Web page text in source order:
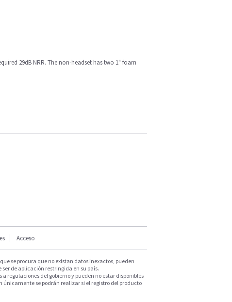
29dB NRR. The non-headset has two 1" foam
Acceso
se procura que no existan datos inexactos, pueden
de aplicación restringida en su país.
regulaciones del gobierno y pueden no estar disponibles
se podrán realizar si el registro del producto